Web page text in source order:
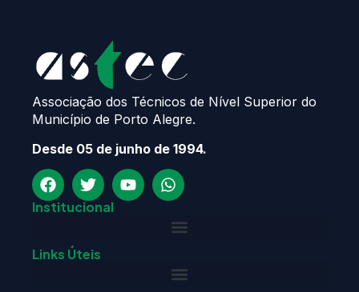
Associação dos Técnicos de Nível Superior do
Município de Porto Alegre.
Desde 05 de junho de 1994.
Institucional
Links Úteis